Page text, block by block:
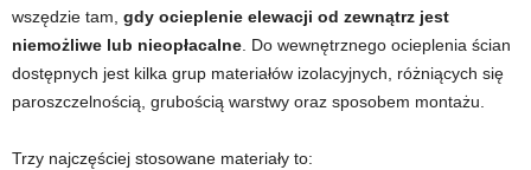
wszędzie tam, gdy ocieplenie elewacji od zewnątrz jest
niemożliwe lub nieopłacalne. Do wewnętrznego ocieplenia ścian
dostępnych jest kilka grup materiałów izolacyjnych, różniących się
paroszczelnością, grubością warstwy oraz sposobem montażu.
Trzy najczęściej stosowane materiały to: